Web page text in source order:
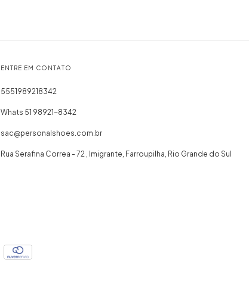
ENTRE EM CONTATO
5551989218342
Whats 51 98921-8342
sac@personalshoes.com.br
Rua Serafina Correa - 72 , Imigrante, Farroupilha, Rio Grande do Sul